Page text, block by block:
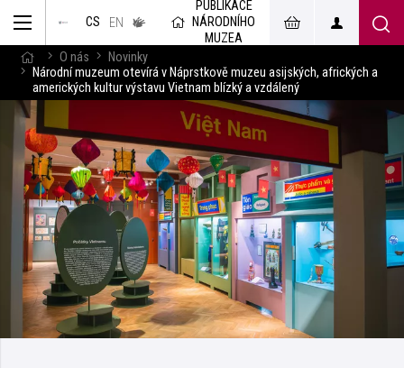
CS EN
v českém
jazyce
PUBLIKACE
NÁRODNÍHO
MUZEA
O nás
Novinky
Národní muzeum otevírá v Náprstkově muzeu asijských, afrických a
amerických kultur výstavu Vietnam blízký a vzdálený